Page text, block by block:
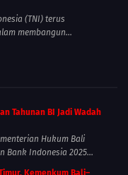
(TNI) terus
membangun...
Tahunan BI Jadi Wadah
Hukum Bali
Bank Indonesia 2025...